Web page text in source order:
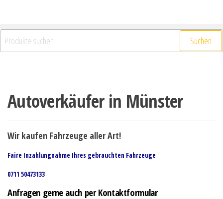
Suchen
Autoverkäufer in Münster
Wir kaufen Fahrzeuge aller Art!
Faire Inzahlungnahme Ihres gebrauchten Fahrzeuge
0711 50473133
Anfragen gerne auch per Kontaktformular